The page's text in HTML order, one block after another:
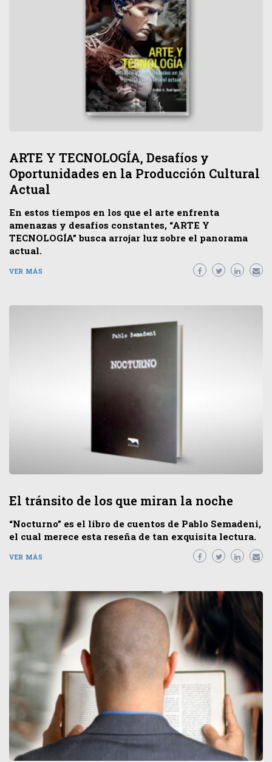
ARTE Y TECNOLOGÍA, Desafíos y
Oportunidades en la Producción Cultural
Actual
En estos tiempos en los que el arte enfrenta
amenazas y desafíos constantes, “ARTE Y
TECNOLOGÍA” busca arrojar luz sobre el panorama
actual.
VER MÁS
El tránsito de los que miran la noche
“Nocturno” es el libro de cuentos de Pablo Semadeni,
el cual merece esta reseña de tan exquisita lectura.
VER MÁS